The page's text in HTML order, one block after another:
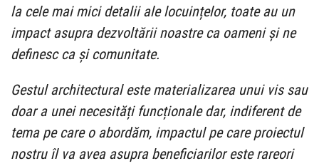
la cele mai mici detalii ale locuințelor, toate au un
impact asupra dezvoltării noastre ca oameni și ne
definesc ca și comunitate.
Gestul architectural este materializarea unui vis sau
doar a unei necesități funcționale dar, indiferent de
tema pe care o abordăm, impactul pe care proiectul
nostru îl va avea asupra beneficiarilor este rareori